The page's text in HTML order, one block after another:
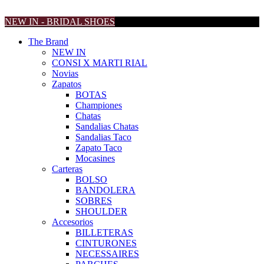
NEW IN - BRIDAL SHOES
The Brand
NEW IN
CONSI X MARTI RIAL
Novias
Zapatos
BOTAS
Championes
Chatas
Sandalias Chatas
Sandalias Taco
Zapato Taco
Mocasines
Carteras
BOLSO
BANDOLERA
SOBRES
SHOULDER
Accesorios
BILLETERAS
CINTURONES
NECESSAIRES